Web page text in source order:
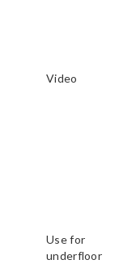
Video
Use for
underfloor